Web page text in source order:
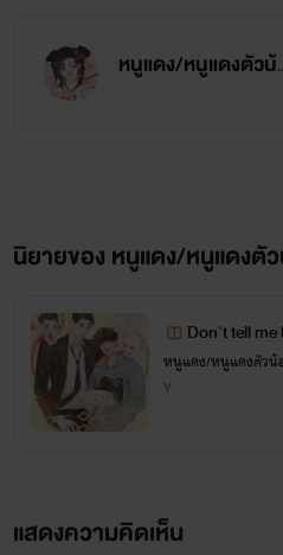
หนูแดง/หนู
Don't tell
#อาตมาขอ
หนูแดง/หนูแดงตัวน้
Y
แสดงความคิดเห็น